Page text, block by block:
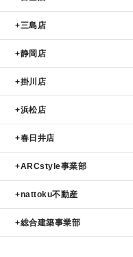
三島店
静岡店
掛川店
浜松店
春日井店
ARCstyle事業部
nattoku不動産
総合建築事業部